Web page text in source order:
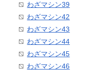
わざマシン39
わざマシン42
わざマシン43
わざマシン44
わざマシン45
わざマシン46